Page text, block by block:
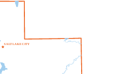
SALTLAKECITY